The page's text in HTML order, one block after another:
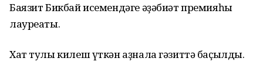
Баязит Бикбай исемендәге әҙәбиәт премияһы
лауреаты.
Хат тулы килеш үткән аҙнала гәзиттә баҫылды.